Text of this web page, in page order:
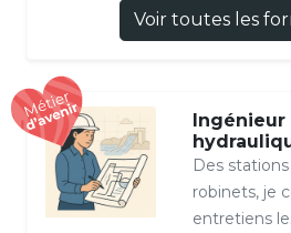
Voir toutes les
Ingénieur
Des
robinets, je
entretiens